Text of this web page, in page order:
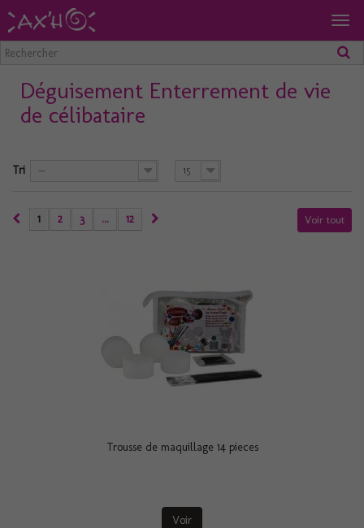
Déguisement Enterrement de vie
de célibataire
Tri -- 15
Voir tout
1 2 3 ... 12
Trousse de maquillage 14 pieces
Voir